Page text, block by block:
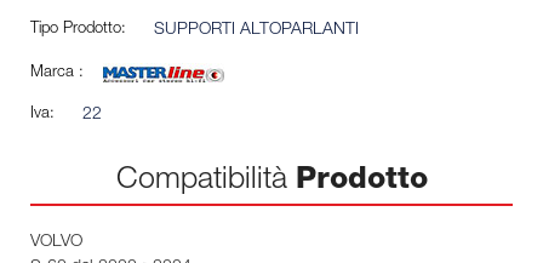
Tipo Prodotto: SUPPORTI ALTOPARLANTI
Marca :
Iva: 22
Compatibilità Prodotto
VOLVO